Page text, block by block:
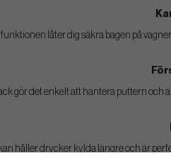
låter dig säkra bagen på
gör det enkelt att hantera puttern
håller drycker kylda längre och är